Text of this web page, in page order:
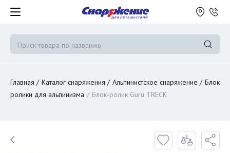
Главная Каталог снаряжения Альпинистское снаряжение
Блок
ролики для альпинизма
Блок-ролик Guru TRECK